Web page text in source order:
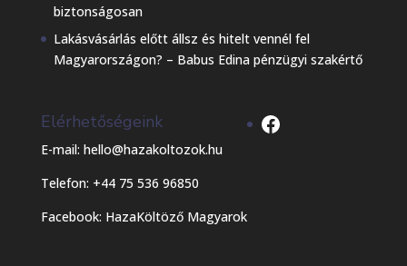
biztonságosan
Lakásvásárlás előtt állsz és hitelt vennél fel
Magyarországon? – Babus Edina pénzügyi szakértő
Elérhetőségeink
E-mail: hello@hazakoltozok.hu
Telefon: +44 75 536 96850
Facebook: HazaKöltöző Magyarok
Facebook